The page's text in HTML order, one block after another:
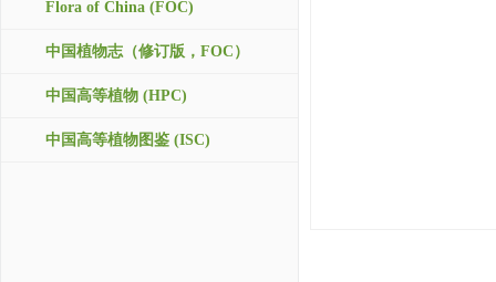
Flora of China (FOC)
中国植物志（修订版，FOC）
中国高等植物 (HPC)
中国高等植物图鉴 (ISC)